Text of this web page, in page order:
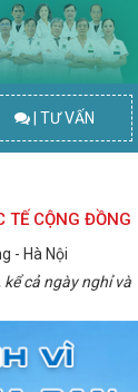
| TƯ VẤN
TẾ CỘNG ĐỒNG
- Hà Nội
cả ngày nghỉ và